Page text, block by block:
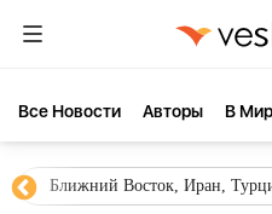
Все Новости Aвторы В
Ближний Восток, Иран,